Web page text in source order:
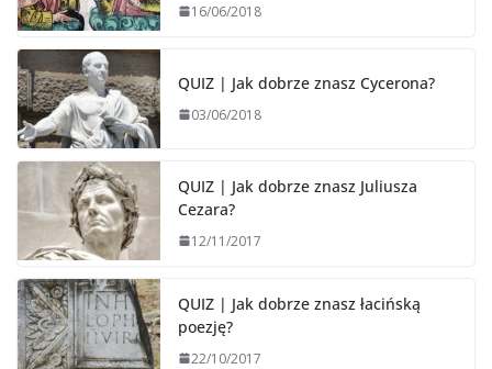
16/06/2018
QUIZ | Jak dobrze znasz Cycerona?
03/06/2018
QUIZ | Jak dobrze znasz Juliusza
Cezara?
12/11/2017
QUIZ | Jak dobrze znasz łacińską
poezję?
22/10/2017